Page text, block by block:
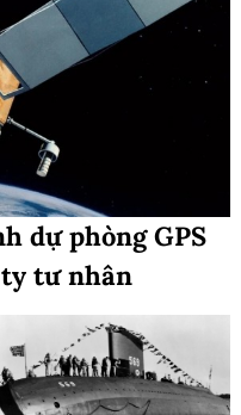
dự phòng GPS
tư nhân